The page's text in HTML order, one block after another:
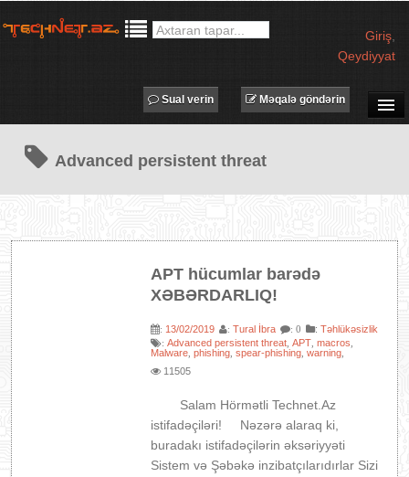
Giriş
Qeydiyyat
TECHNET TV
MƏQALƏLƏR
PROQRAMLAR
IT LÜĞƏT
Məqalə göndərin
Sual verin
Advanced persistent threat
APT hücumlar barədə
XƏBƏRDARLIQ!
: 13/02/2019 :Tural İbra : 0 :Təhlükəsizlik
:Advanced persistent threat ,APT ,macros
Malware ,phishing ,spear-phishing ,warning
11505
Salam Hörmətli Technet.Az
istifadəçiləri! Nəzərə alaraq ki,
buradakı istifadəçilərin əksəriyyəti
Sistem və Şəbəkə inzibatçılarıdırlar Sizi